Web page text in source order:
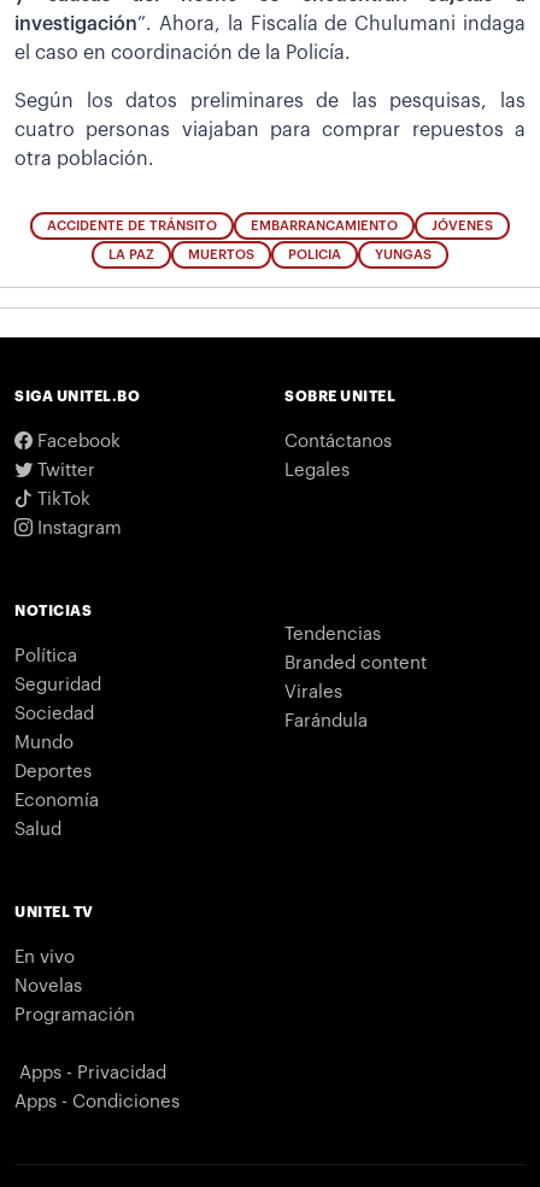
investigación”. Ahora, la Fiscalía de Chulumani indaga
el caso en coordinación de la Policía.
Según los datos preliminares de las pesquisas, las
cuatro personas viajaban para comprar repuestos a
otra población.
ACCIDENTE DE TRÁNSITO EMBARRANCAMIENTO JÓVENES
LA PAZ MUERTOS POLICIA YUNGAS
SIGA UNITEL.BO
Facebook
Twitter
TikTok
Instagram
SOBRE UNITEL
Contáctanos
Legales
NOTICIAS
Política
Seguridad
Sociedad
Mundo
Deportes
Economía
Salud
Tendencias
Branded content
Virales
Farándula
UNITEL TV
En vivo
Novelas
Programación
Apps - Privacidad
Apps - Condiciones